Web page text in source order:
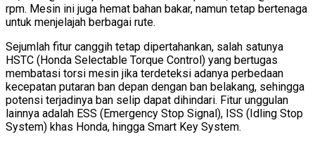
rpm. Mesin ini juga hemat bahan bakar, namun tetap bertenaga
untuk menjelajah berbagai rute.
Sejumlah fitur canggih tetap dipertahankan, salah satunya
HSTC (Honda Selectable Torque Control) yang bertugas
membatasi torsi mesin jika terdeteksi adanya perbedaan
kecepatan putaran ban depan dengan ban belakang, sehingga
potensi terjadinya ban selip dapat dihindari. Fitur unggulan
lainnya adalah ESS (Emergency Stop Signal), ISS (Idling Stop
System) khas Honda, hingga Smart Key System.